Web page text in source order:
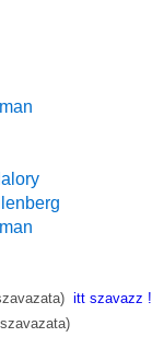
itt szavazz !